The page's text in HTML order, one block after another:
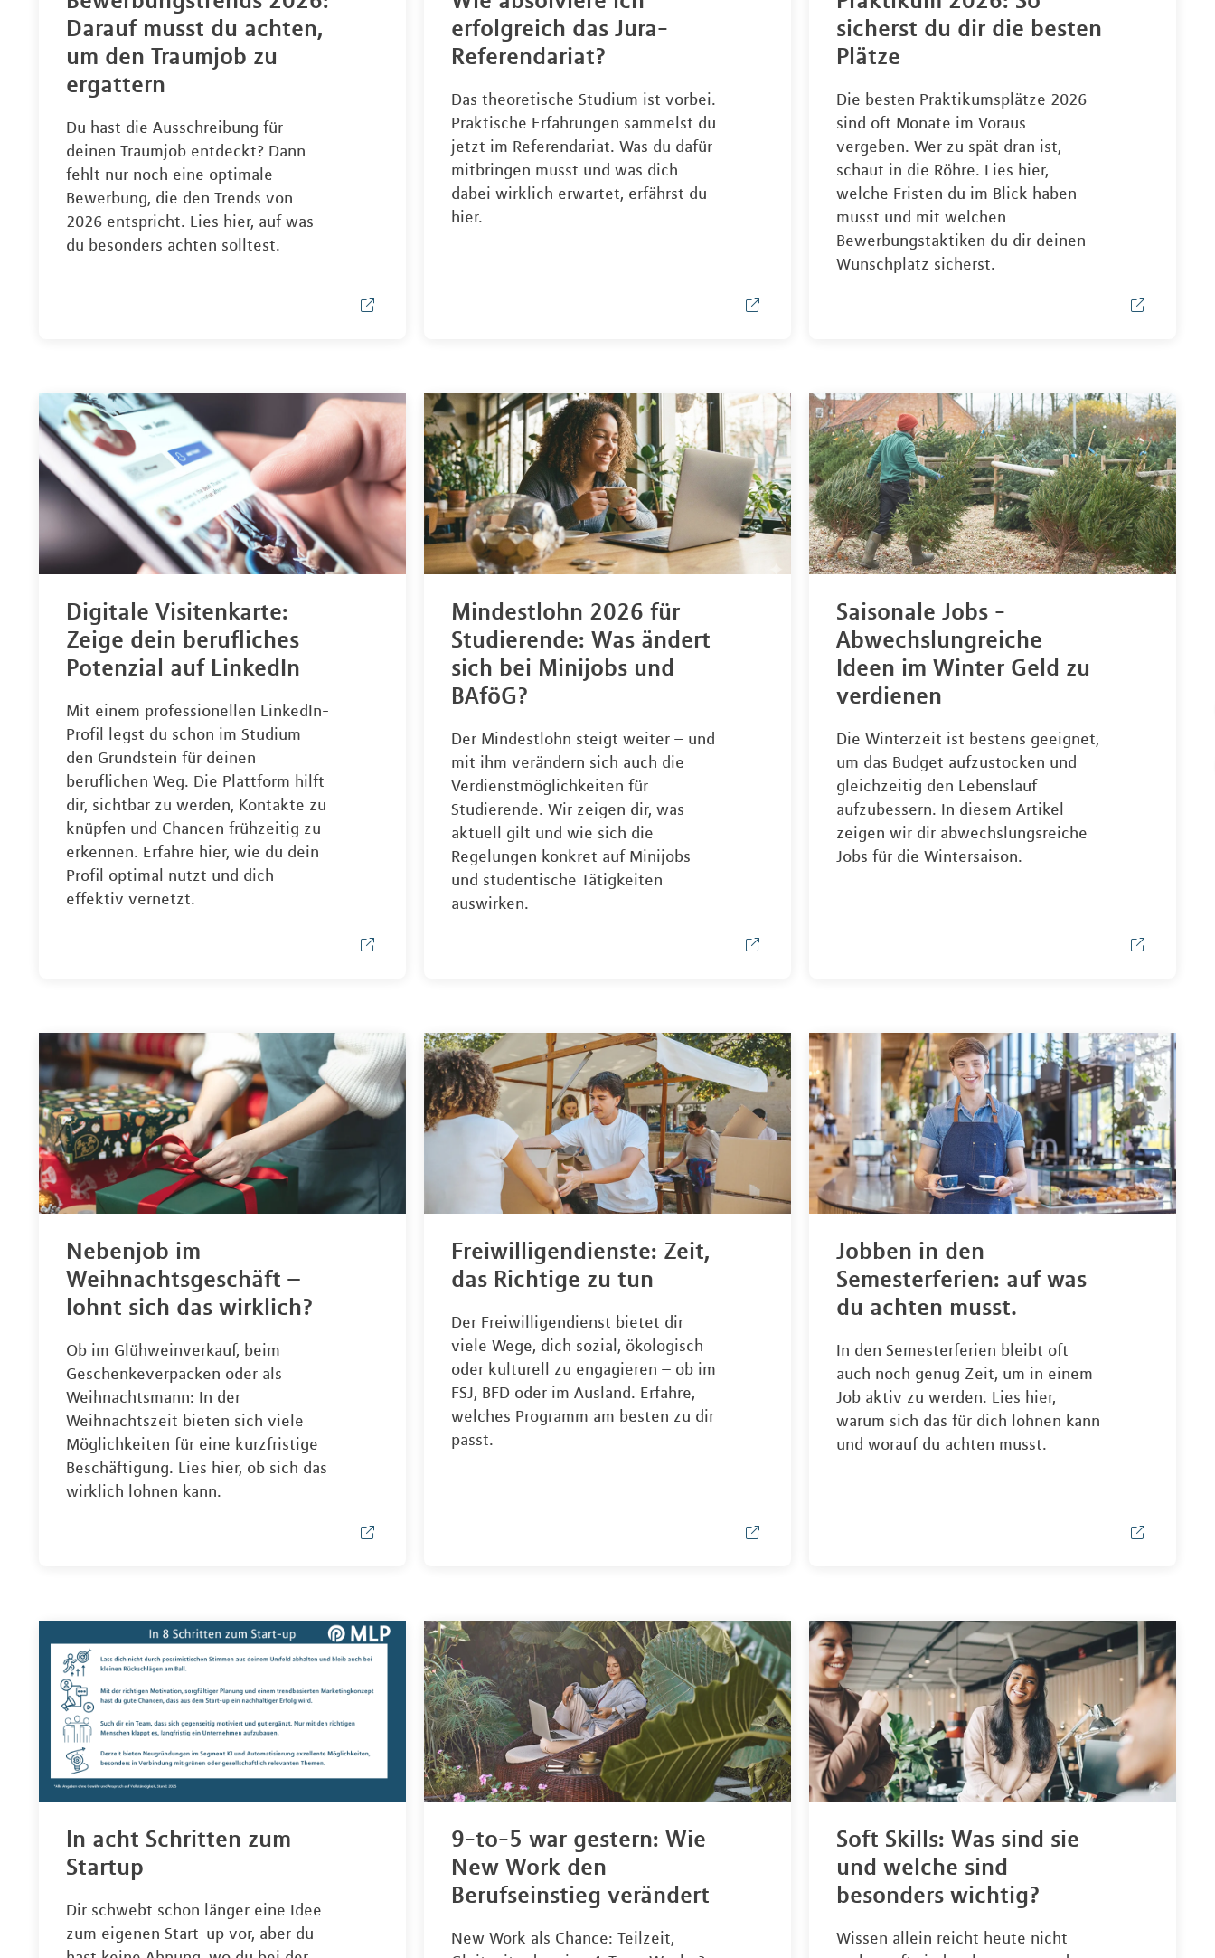
Darauf musst du achten,
um den Traumjob zu
ergattern
Du hast die Ausschreibung für
deinen Traumjob entdeckt? Dann
fehlt nur noch eine optimale
Bewerbung, die den Trends von
2026 entspricht. Lies hier, auf was
du besonders achten solltest.
erfolgreich das Jura-
Referendariat?
Das theoretische Studium ist vorbei.
Praktische Erfahrungen sammelst du
jetzt im Referendariat. Was du dafür
mitbringen musst und was dich
dabei wirklich erwartet, erfährst du
hier.
sicherst du dir die besten
Plätze
Die besten Praktikumsplätze 2026
sind oft Monate im Voraus
vergeben. Wer zu spät dran ist,
schaut in die Röhre. Lies hier,
welche Fristen du im Blick haben
musst und mit welchen
Bewerbungstaktiken du dir deinen
Wunschplatz sicherst.
Digitale Visitenkarte:
Zeige dein berufliches
Potenzial auf LinkedIn
Mit einem professionellen LinkedIn-
Profil legst du schon im Studium
den Grundstein für deinen
beruflichen Weg. Die Plattform hilft
dir, sichtbar zu werden, Kontakte zu
knüpfen und Chancen frühzeitig zu
erkennen. Erfahre hier, wie du dein
Profil optimal nutzt und dich
effektiv vernetzt.
Mindestlohn 2026 für
Studierende: Was ändert
sich bei Minijobs und
BAföG?
Der Mindestlohn steigt weiter – und
mit ihm verändern sich auch die
Verdienstmöglichkeiten für
Studierende. Wir zeigen dir, was
aktuell gilt und wie sich die
Regelungen konkret auf Minijobs
und studentische Tätigkeiten
auswirken.
Saisonale Jobs -
Abwechslungreiche
Ideen im Winter Geld zu
verdienen
Die Winterzeit ist bestens geeignet,
um das Budget aufzustocken und
gleichzeitig den Lebenslauf
aufzubessern. In diesem Artikel
zeigen wir dir abwechslungsreiche
Jobs für die Wintersaison.
Nebenjob im
Weihnachtsgeschäft –
lohnt sich das wirklich?
Ob im Glühweinverkauf, beim
Geschenkeverpacken oder als
Weihnachtsmann: In der
Weihnachtszeit bieten sich viele
Möglichkeiten für eine kurzfristige
Beschäftigung. Lies hier, ob sich das
wirklich lohnen kann.
Freiwilligendienste: Zeit,
das Richtige zu tun
Der Freiwilligendienst bietet dir
viele Wege, dich sozial, ökologisch
oder kulturell zu engagieren – ob im
FSJ, BFD oder im Ausland. Erfahre,
welches Programm am besten zu dir
passt.
Jobben in den
Semesterferien: auf was
du achten musst.
In den Semesterferien bleibt oft
auch noch genug Zeit, um in einem
Job aktiv zu werden. Lies hier,
warum sich das für dich lohnen kann
und worauf du achten musst.
In acht Schritten zum
Startup
Dir schwebt schon länger eine Idee
zum eigenen Start-up vor, aber du
9-to-5 war gestern: Wie
New Work den
Berufseinstieg verändert
New Work als Chance: Teilzeit,
Soft Skills: Was sind sie
und welche sind
besonders wichtig?
Wissen allein reicht heute nicht